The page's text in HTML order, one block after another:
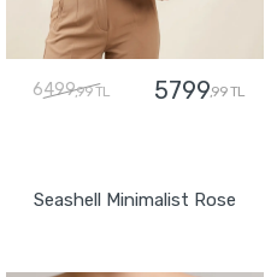
6499,99 TL 5799,99 TL
Seashell Minimalist Rose